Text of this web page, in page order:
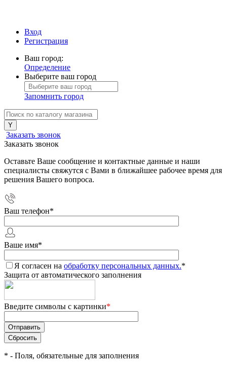
Вход
Регистрация
Ваш город:
Определение
Выберите ваш город
Запомнить город
Заказать звонок
Заказать звонок
Оставьте Ваше сообщение и контактные данные и наши
специалисты свяжутся с Вами в ближайшее рабочее время для
решения Вашего вопроса.
Ваш телефон*
Ваше имя*
Я согласен на обработку персональных данных.*
Защита от автоматического заполнения
Введите символы с картинки*
* - Поля, обязательные для заполнения